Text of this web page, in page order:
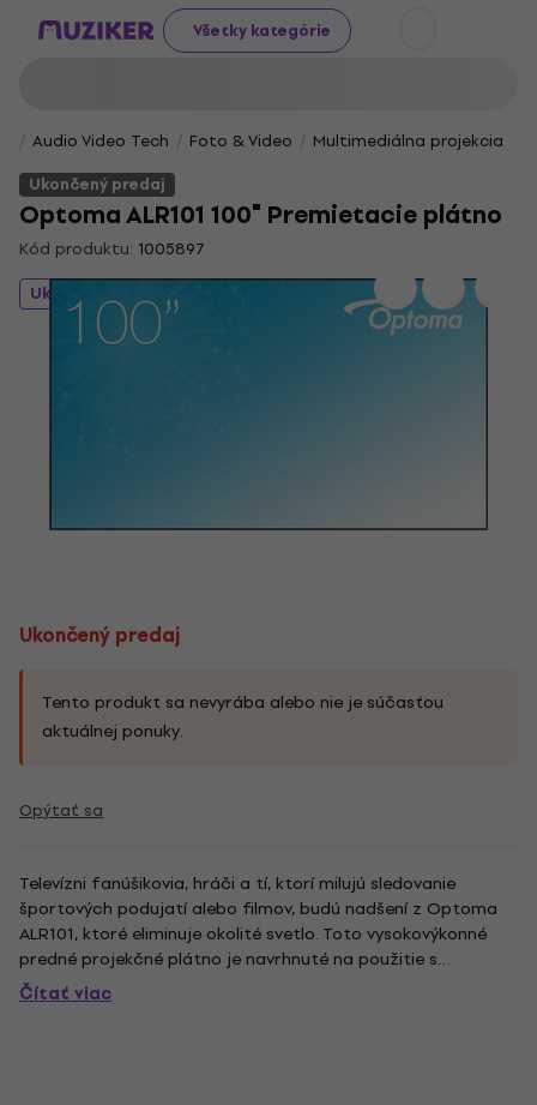
Všetky kategórie
Audio Video Tech Foto & Video
Multimediálna projekcia
Ukončený predaj
Optoma ALR101 100" Premietacie plátno
Kód produktu: 1005897
Ukončený predaj
Ukončený predaj
Tento produkt sa nevyrába alebo nie je súčasťou
aktuálnej ponuky.
Opýtať sa
Televízni fanúšikovia, hráči a tí, ktorí milujú sledovanie
športových podujatí alebo filmov, budú nadšení z Optoma
ALR101, ktoré eliminuje okolité svetlo. Toto vysokovýkonné
predné projekčné plátno je navrhnuté na použitie s
projektorom s mimoriadne krátkou projekčnou
vzdialenosťou na dosiahnutie živého obrazu aj v jasne
Čítať viac